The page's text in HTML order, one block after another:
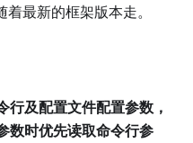
着最新的框架版本走。
行及配置文件配置参数，
数时优先读取命令行参